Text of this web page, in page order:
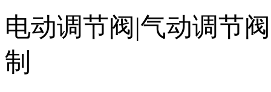
电动调节阀|气动调节
制